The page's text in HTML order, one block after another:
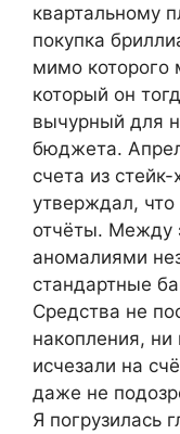
квартальному
покупка
мимо которого
который он
вычурный для
бюджета.
счета из
утверждал, что
отчёты. Между
аномалиями
стандартные
Средства не
накопления,
исчезали на
даже не
Я погрузилась